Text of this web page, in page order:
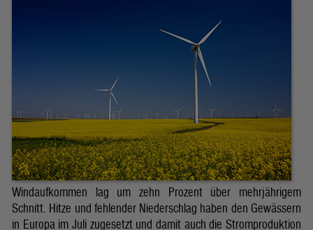
Windaufkommen lag um zehn Prozent über mehrjährigem
Schnitt. Hitze und fehlender Niederschlag haben den Gewässern
in Europa im Juli zugesetzt und damit auch die Stromproduktion